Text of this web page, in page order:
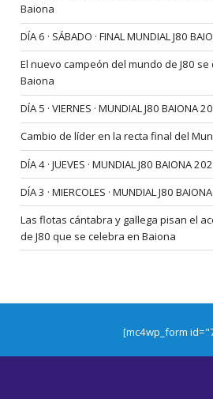
Baiona
DÍA 6 · SÁBADO · FINAL MUNDIAL J80
El nuevo campeón del mundo de J80
Baiona
DÍA 5 · VIERNES · MUNDIAL J80 BAIONA
Cambio de líder en la recta final del
DÍA 4 · JUEVES · MUNDIAL J80 BAIONA
DÍA 3 · MIERCOLES · MUNDIAL J80
Las flotas cántabra y gallega pisan el
de J80 que se celebra en Baiona
[mc4wp_form